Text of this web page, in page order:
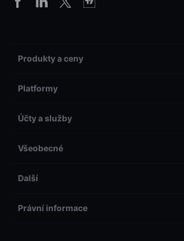
Produkty a ceny
Platformy
Účty a služby
Všeobecné
Další
Právní informace